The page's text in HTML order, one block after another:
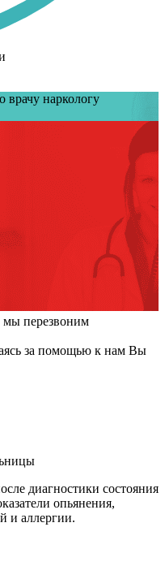
врачу наркологу
мы перезвоним
за помощью к нам Вы
диагностики состояния
опьянения,
и аллергии.